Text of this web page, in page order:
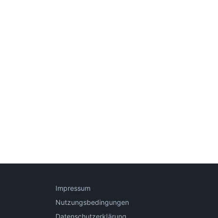
Impressum
Nutzungsbedingungen
Datenschutzerklärung